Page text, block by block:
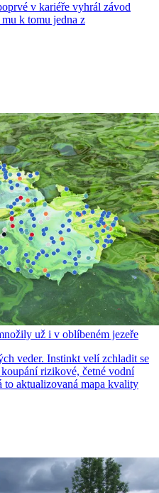
v kariéře vyhrál závod
k tomu jedna z
už i v oblíbeném jezeře
veder. Instinkt velí zchladit se
rizikové, četné vodní
aktualizovaná mapa kvality